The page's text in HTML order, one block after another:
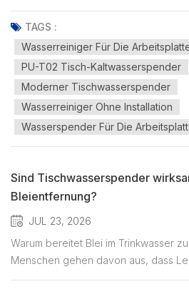
Wasseraufbereitung denkt,
den Filter selbst. Ein moderner
weit mehr als ein einfaches
herkömmlic...
TAGS :
Wasserreiniger Für Die
PU-T02 Tisch-Kaltwasserspender
Moderner Tischwasserspender
Wasserreiniger Ohne Installation
Wasserspender Für Die
Sind Tischwasserspender
Bleientfernung?
JUL 23, 2026
Warum bereitet Blei im Trinkwasser
Menschen gehen davon aus, dass
unbedenklich ist, nur weil es klar